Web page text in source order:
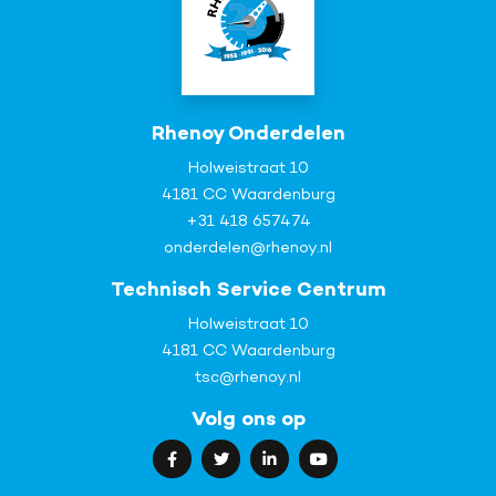
Rhenoy Onderdelen
Holweistraat 10
4181 CC Waardenburg
+31 418 657474
onderdelen@rhenoy.nl
Technisch Service Centrum
Holweistraat 10
4181 CC Waardenburg
tsc@rhenoy.nl
Volg ons op